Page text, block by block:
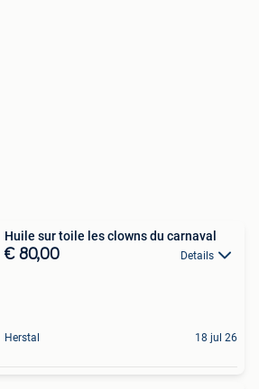
Huile sur toile les clowns du carnaval
€ 80,00 Details
Herstal 18 jul 26